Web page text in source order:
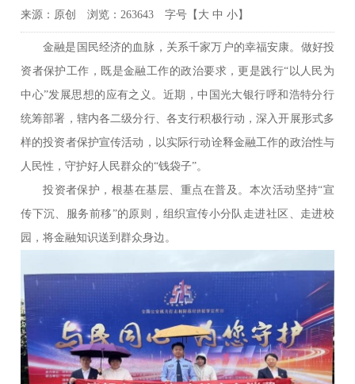
来源：原创 浏览：263643 字号【 大 中 小】
金融是国民经济的血脉，关系千家万户的幸福安康。做好投
资者保护工作，既是金融工作的政治要求，更是践行“以人民为
中心”发展思想的应有之义。近期，中国光大银行呼和浩特分行
统筹部署，辖内各二级分行、各支行积极行动，深入开展形式多
样的投资者保护宣传活动，以实际行动诠释金融工作的政治性与
人民性，守护好人民群众的“钱袋子”。
投资者保护，根基在基层、重点在普及。本次活动坚持“宣
传下沉、服务前移”的原则，组织宣传小分队走进社区、走进校
园，将金融知识送到群众身边。